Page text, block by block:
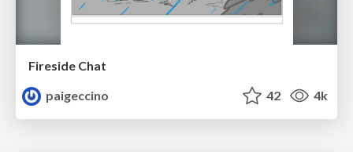
Fireside Chat
paigeccino
42 4k